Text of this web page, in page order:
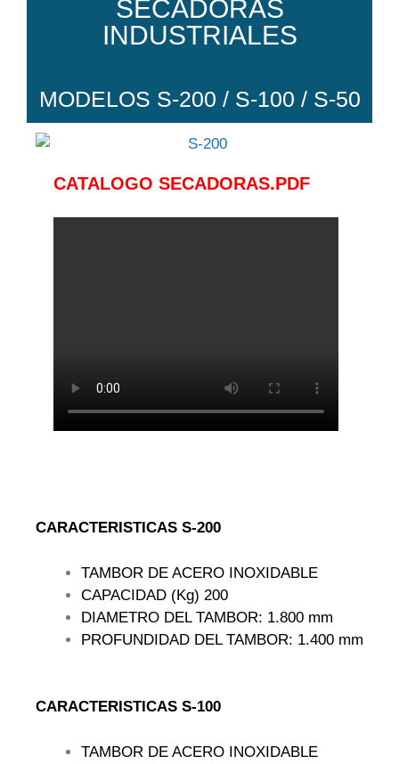
SECADORAS
INDUSTRIALES
MODELOS S-200 / S-100 / S-50
CATALOGO SECADORAS.PDF
CARACTERISTICAS S-200
TAMBOR DE ACERO INOXIDABLE
CAPACIDAD (Kg) 200
DIAMETRO DEL TAMBOR: 1.800 mm
PROFUNDIDAD DEL TAMBOR: 1.400 mm
CARACTERISTICAS S-100
TAMBOR DE ACERO INOXIDABLE